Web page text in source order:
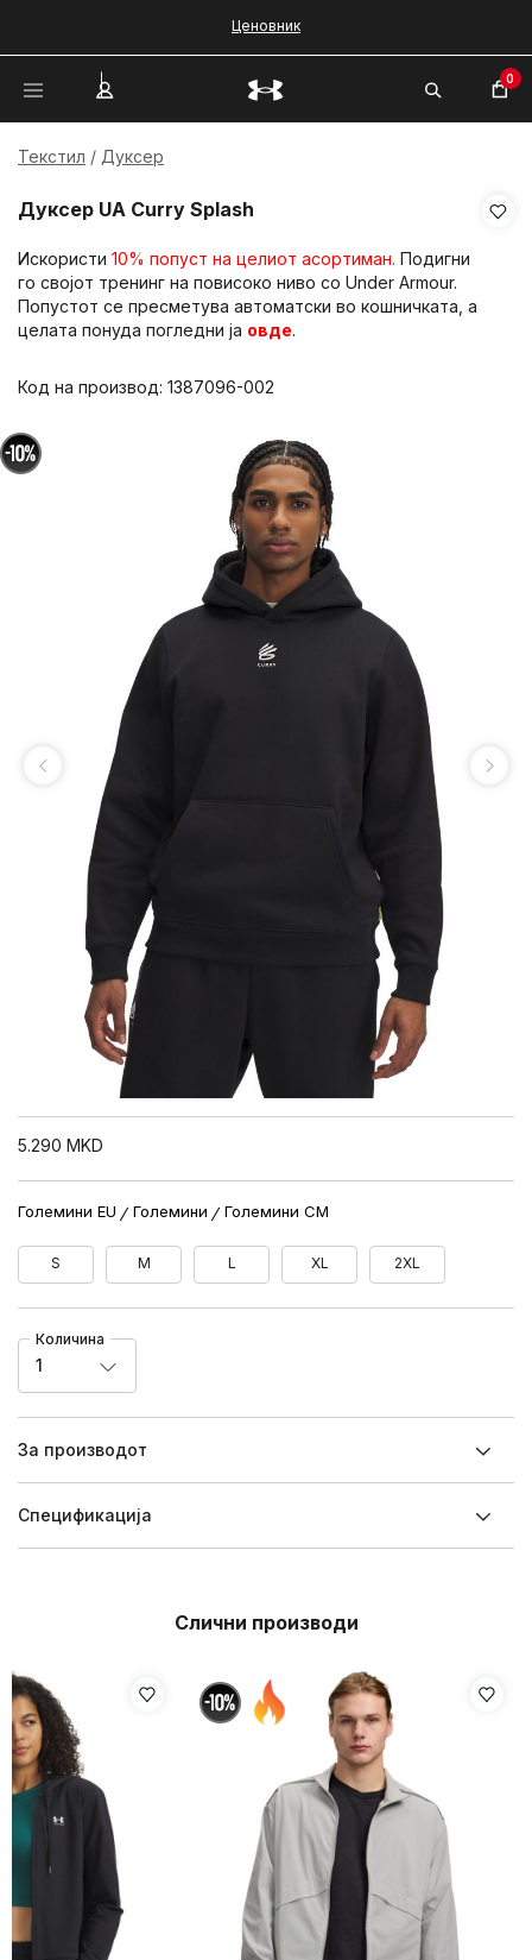
Ценовник
0
Текстил Дуксер
Дуксер UA Curry Splash
Искористи 10% попуст на целиот асортиман. Подигни
го својот тренинг на повисоко ниво со Under Armour.
Попустот се пресметува автоматски во кошничката, а
целата понуда погледни ја овде.
Код на производ: 1387096-002
5.290 MKD
Големини EU Големини Големини CM
S M L XL 2XL
Количина
1
За производот
Спецификацијa
Слични производи